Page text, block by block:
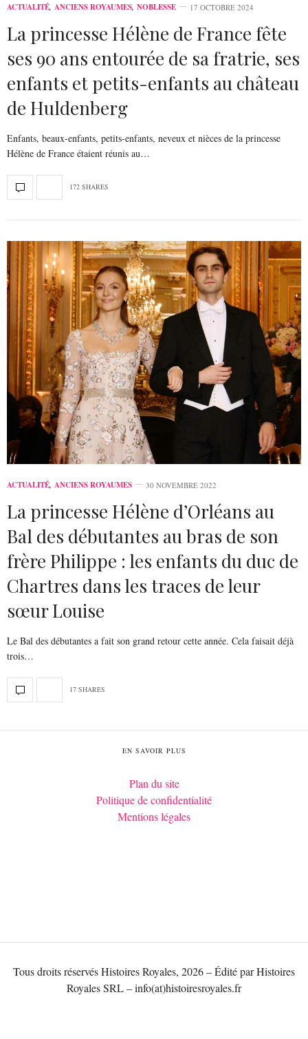
ACTUALITÉ, ANCIENS ROYAUMES, NOBLESSE 17 OCTOBRE 2024
La princesse Hélène de France fête
ses 90 ans entourée de sa fratrie, ses
enfants et petits-enfants au château
de Huldenberg
Enfants, beaux-enfants, petits-enfants, neveux et nièces de la princesse
Hélène de France étaient réunis au…
172 SHARES
ACTUALITÉ, ANCIENS ROYAUMES 30 NOVEMBRE 2022
La princesse Hélène d’Orléans au
Bal des débutantes au bras de son
frère Philippe : les enfants du duc de
Chartres dans les traces de leur
sœur Louise
Le Bal des débutantes a fait son grand retour cette année. Cela faisait déjà
trois…
17 SHARES
EN SAVOIR PLUS
Plan du site
Politique de confidentialité
Mentions légales
Tous droits réservés Histoires Royales, 2026 – Édité par Histoires
Royales SRL – info(at)histoiresroyales.fr